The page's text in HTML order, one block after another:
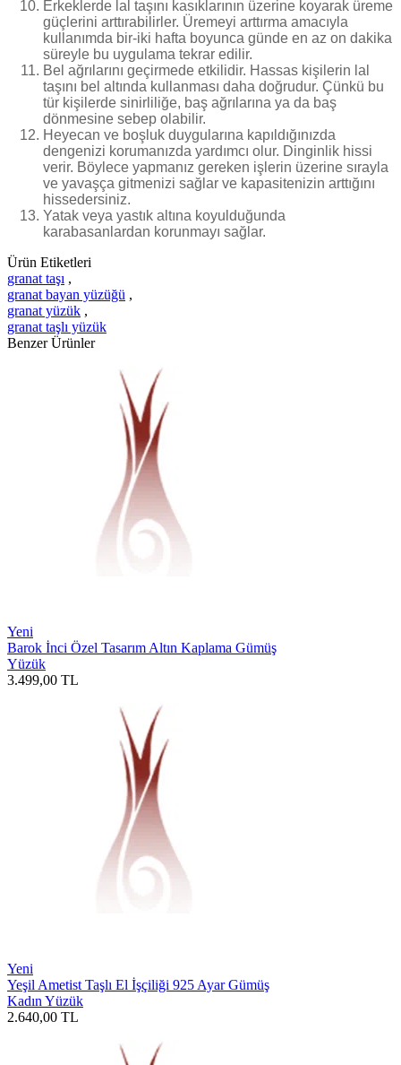
Erkeklerde lal taşını kasıklarının üzerine koyarak üreme
güçlerini arttırabilirler. Üremeyi arttırma amacıyla
kullanımda bir-iki hafta boyunca günde en az on dakika
süreyle bu uygulama tekrar edilir.
Bel ağrılarını geçirmede etkilidir. Hassas kişilerin lal
taşını bel altında kullanması daha doğrudur. Çünkü bu
tür kişilerde sinirliliğe, baş ağrılarına ya da baş
dönmesine sebep olabilir.
Heyecan ve boşluk duygularına kapıldığınızda
dengenizi korumanızda yardımcı olur. Dinginlik hissi
verir. Böylece yapmanız gereken işlerin üzerine sırayla
ve yavaşça gitmenizi sağlar ve kapasitenizin arttığını
hissedersiniz.
Yatak veya yastık altına koyulduğunda
karabasanlardan korunmayı sağlar.
Ürün Etiketleri
granat taşı ,
granat bayan yüzüğü ,
granat yüzük ,
granat taşlı yüzük
Benzer Ürünler
Yeni
Barok İnci Özel Tasarım Altın Kaplama Gümüş
Yüzük
3.499,00 TL
Yeni
Yeşil Ametist Taşlı El İşçiliği 925 Ayar Gümüş
Kadın Yüzük
2.640,00 TL